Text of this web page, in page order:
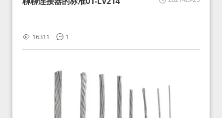
16311 1